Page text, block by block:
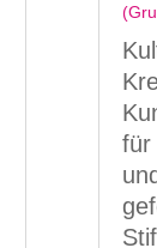
für